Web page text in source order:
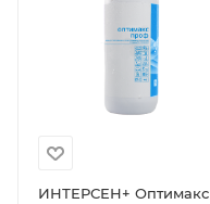
ИНТЕРСЕН+ Оптимакс